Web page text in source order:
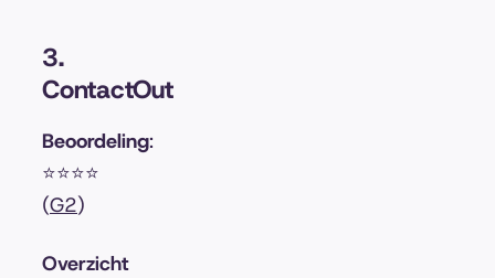
3.
ContactOut
Beoordeling:
⭐⭐⭐⭐
(G2)
Overzicht